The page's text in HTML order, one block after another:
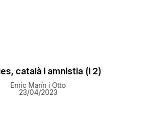
català i amnistia (i 2)
Enric Marín i Otto
23/04/2023